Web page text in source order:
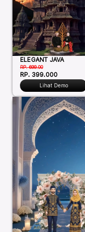
ELEGANT JAVA
RP. 699.00
RP. 399.000
Lihat Demo